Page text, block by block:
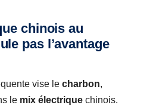
chinois au
pas l’avantage
vise le charbon,
le mix électrique chinois.